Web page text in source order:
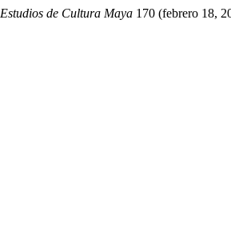
Estudios de Cultura Maya 170 (febrero 18,